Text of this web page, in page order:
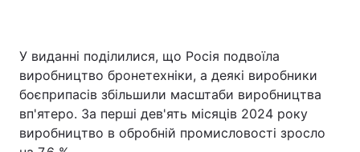
У виданні поділилися, що Росія подвоїла
виробництво бронетехніки, а деякі виробники
боєприпасів збільшили масштаби виробництва
вп'ятеро. За перші дев'ять місяців 2024 року
виробництво в обробній промисловості зросло